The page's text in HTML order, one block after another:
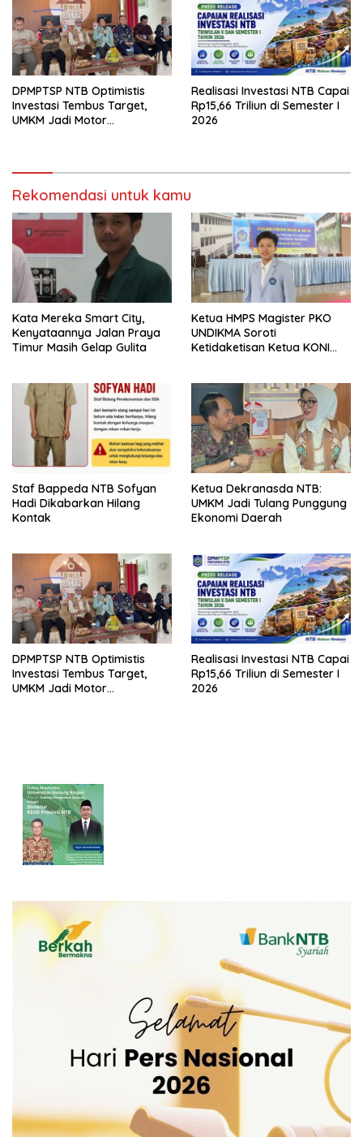
DPMPTSP NTB Optimistis
Investasi Tembus Target,
UMKM Jadi Motor
Realisasi Investasi NTB Capai
Rp15,66 Triliun di Semester I
2026
Rekomendasi untuk kamu
Kata Mereka Smart City,
Kenyataannya Jalan Praya
Timur Masih Gelap Gulita
Ketua HMPS Magister PKO
UNDIKMA Soroti
Ketidaketisan Ketua KONI
Arena Kepentingan Sesaat
Staf Bappeda NTB Sofyan
Hadi Dikabarkan Hilang
Kontak
Ketua Dekranasda NTB:
UMKM Jadi Tulang Punggung
Ekonomi Daerah
DPMPTSP NTB Optimistis
Investasi Tembus Target,
UMKM Jadi Motor
Realisasi Investasi NTB Capai
Rp15,66 Triliun di Semester I
2026